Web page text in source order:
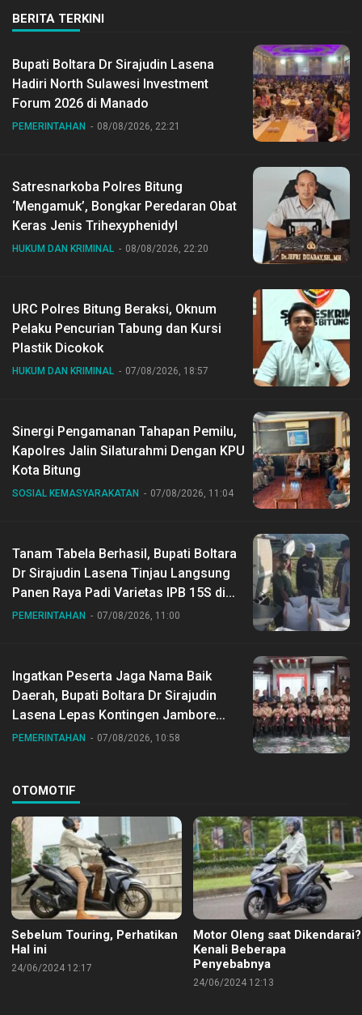
BERITA TERKINI
Bupati Boltara Dr Sirajudin Lasena
Hadiri North Sulawesi Investment
Forum 2026 di Manado
PEMERINTAHAN 08/08/2026, 22:21
Satresnarkoba Polres Bitung
‘Mengamuk’, Bongkar Peredaran Obat
Keras Jenis Trihexyphenidyl
HUKUM DAN KRIMINAL 08/08/2026, 22:20
URC Polres Bitung Beraksi, Oknum
Pelaku Pencurian Tabung dan Kursi
Plastik Dicokok
HUKUM DAN KRIMINAL 07/08/2026, 18:57
Sinergi Pengamanan Tahapan Pemilu,
Kapolres Jalin Silaturahmi Dengan KPU
Kota Bitung
SOSIAL KEMASYARAKATAN 07/08/2026, 11:04
Tanam Tabela Berhasil, Bupati Boltara
Dr Sirajudin Lasena Tinjau Langsung
Panen Raya Padi Varietas IPB 15S di
Desa Gihang
PEMERINTAHAN 07/08/2026, 11:00
Ingatkan Peserta Jaga Nama Baik
Daerah, Bupati Boltara Dr Sirajudin
Lasena Lepas Kontingen Jambore
Nasional ke XII di Buperta Cibubur
PEMERINTAHAN 07/08/2026, 10:58
OTOMOTIF
Sebelum Touring, Perhatikan
Hal ini
24/06/2024 12:17
Motor Oleng saat Dikendarai?
Kenali Beberapa
Penyebabnya
24/06/2024 12:13